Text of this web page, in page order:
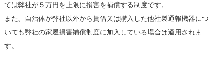
ては弊社が５万円を上限に損害を補償する制度です。
また、自治体が弊社以外から賃借又は購入した他社製通報機器につ
いても弊社の家屋損害補償制度に加入している場合は適用されま
す。